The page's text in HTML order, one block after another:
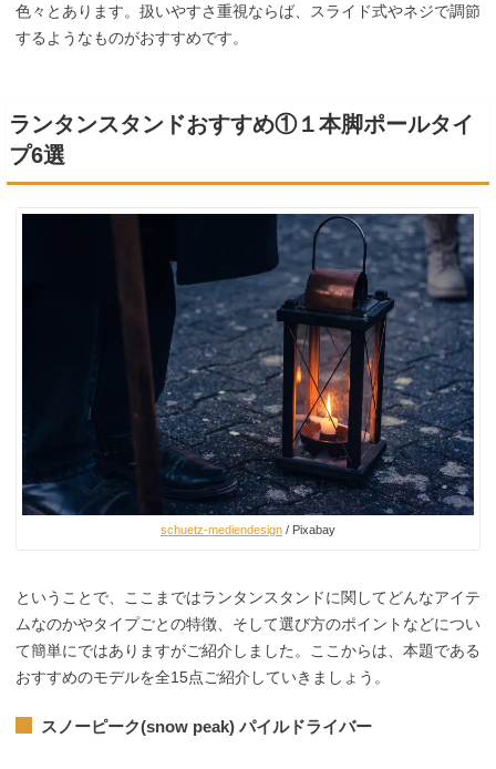
色々とあります。扱いやすさ重視ならば、スライド式やネジで調節
するようなものがおすすめです。
ランタンスタンドおすすめ①１本脚ポールタイ
プ6選
schuetz-mediendesign / Pixabay
ということで、ここまではランタンスタンドに関してどんなアイテ
ムなのかやタイプごとの特徴、そして選び方のポイントなどについ
て簡単にではありますがご紹介しました。ここからは、本題である
おすすめのモデルを全15点ご紹介していきましょう。
スノーピーク(snow peak) パイルドライバー